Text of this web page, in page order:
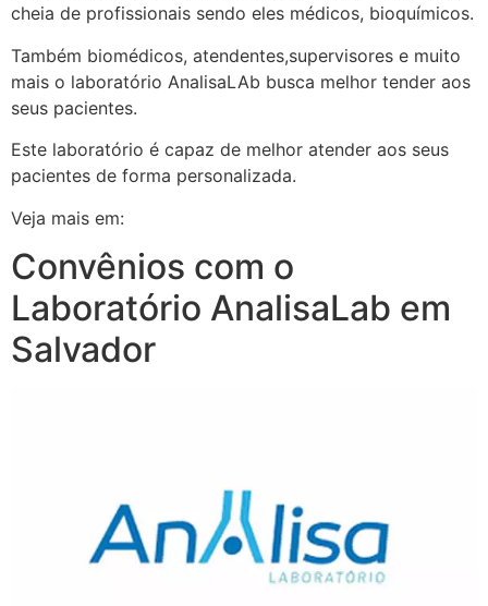
cheia de profissionais sendo eles médicos, bioquímicos.
Também biomédicos, atendentes,supervisores e muito
mais o laboratório AnalisaLAb busca melhor tender aos
seus pacientes.
Este laboratório é capaz de melhor atender aos seus
pacientes de forma personalizada.
Veja mais em:
Convênios com o
Laboratório AnalisaLab em
Salvador